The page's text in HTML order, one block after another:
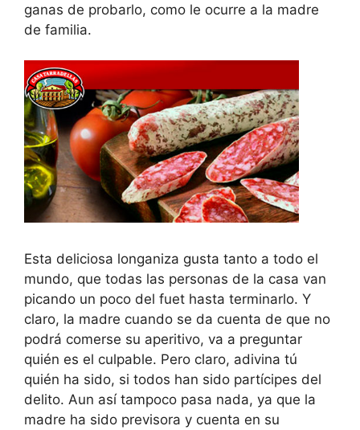
ganas de probarlo, como le ocurre a la madre
de familia.
Esta deliciosa longaniza gusta tanto a todo el
mundo, que todas las personas de la casa van
picando un poco del fuet hasta terminarlo. Y
claro, la madre cuando se da cuenta de que no
podrá comerse su aperitivo, va a preguntar
quién es el culpable. Pero claro, adivina tú
quién ha sido, si todos han sido partícipes del
delito. Aun así tampoco pasa nada, ya que la
madre ha sido previsora y cuenta en su